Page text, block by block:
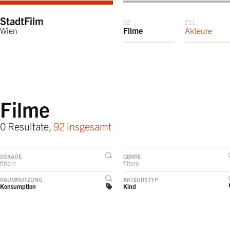
StadtFilm
Wien
92
Filme
211
Akteure
Filme
0 Resultate, 92 insgesamt
DEKADE
filtern
GENRE
filtern
RAUMNUTZUNG
Konsumption
AKTEURSTYP
Kind